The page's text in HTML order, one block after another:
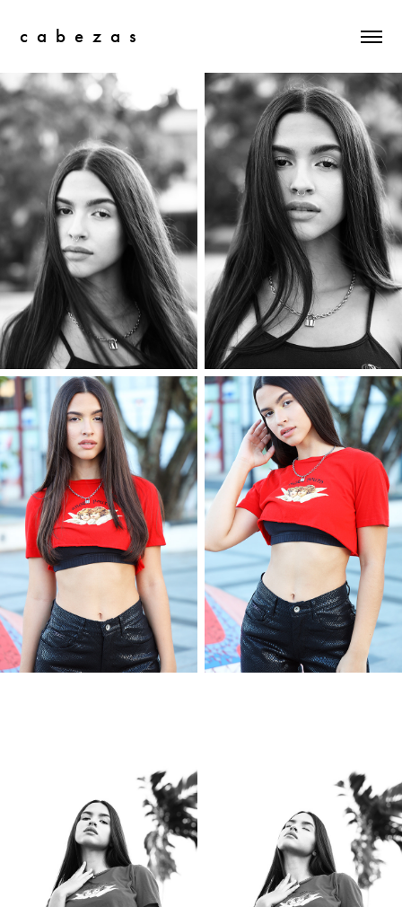
c  a  b  e  z  a  s